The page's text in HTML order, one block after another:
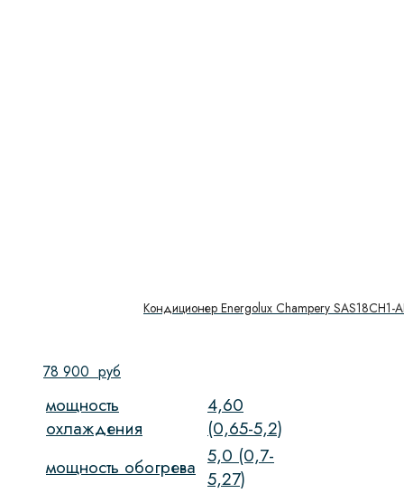
Кондиционер Energolux Champery SAS18CH1-
78 900 руб
мощность
охлаждения
4,60
(0,65-5,2)
мощность обогрева 5,0 (0,7-
5,27)